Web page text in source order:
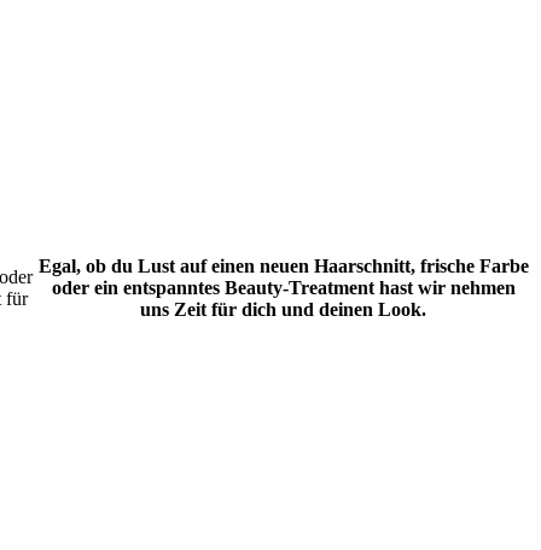
für
Egal, ob du Lust auf einen neuen Haarschnitt, frische Farbe
oder ein entspanntes Beauty-Treatment hast wir nehmen
uns Zeit für dich und deinen Look.